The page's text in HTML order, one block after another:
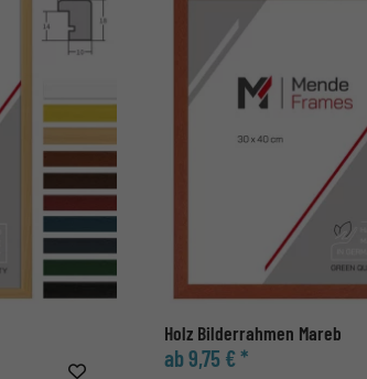
Holz Bilderrahmen Mareb
ab 9,75 € *